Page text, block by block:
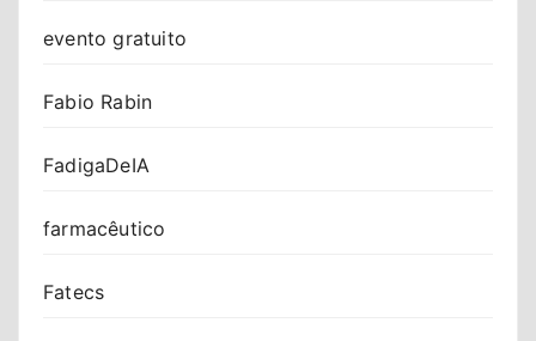
evento gratuito
Fabio Rabin
FadigaDeIA
farmacêutico
Fatecs